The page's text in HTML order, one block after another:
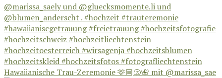
Hawaiianische Trau-Zeremonie 🫶🏼🐚🌺 mit @marissa_sae